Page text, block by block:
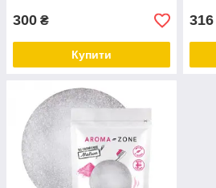
300 ₴
Купити
316